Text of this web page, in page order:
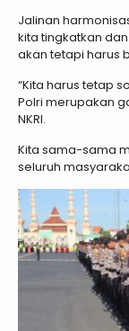
Jalinan
kita tingkatkan
akan tetapi harus
“Kita harus tetap
Polri merupakan
NKRI.
Kita sama-sama
seluruh